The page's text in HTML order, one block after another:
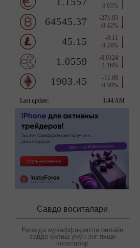
Савдо воситалари
Forexда муваффақиятли онлайн
савдо қилиш учун энг яхши
воситалар